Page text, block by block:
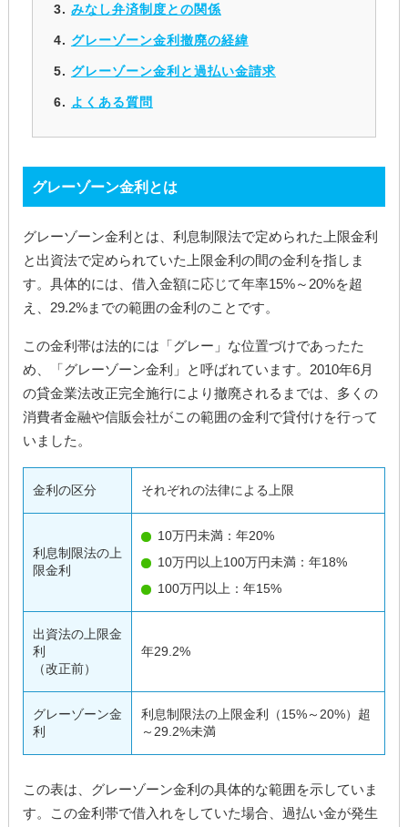
みなし弁済制度との関係
グレーゾーン金利撤廃の経緯
グレーゾーン金利と過払い金請求
よくある質問
グレーゾーン金利とは
グレーゾーン金利とは、利息制限法で定められた上限金利
と出資法で定められていた上限金利の間の金利を指しま
す。具体的には、借入金額に応じて年率15%～20%を超
え、29.2%までの範囲の金利のことです。
この金利帯は法的には「グレー」な位置づけであったた
め、「グレーゾーン金利」と呼ばれています。2010年6月
の貸金業法改正完全施行により撤廃されるまでは、多くの
消費者金融や信販会社がこの範囲の金利で貸付けを行って
いました。
金利の区分 それぞれの法律による上限
利息制限法の上
限金利
10万円未満：年20%
10万円以上100万円未満：年18%
100万円以上：年15%
出資法の上限金
利
（改正前）
年29.2%
グレーゾーン金
利
利息制限法の上限金利（15%～20%）超
～29.2%未満
この表は、グレーゾーン金利の具体的な範囲を示していま
す。この金利帯で借入れをしていた場合、過払い金が発生